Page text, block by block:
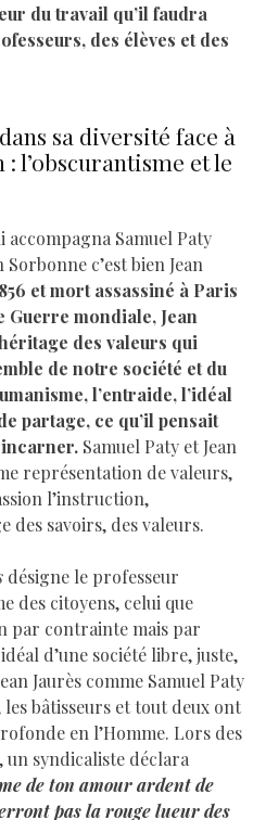
du travail qu’il faudra
des élèves et des
sa diversité face à
l’obscurantisme et le
accompagna Samuel Paty
c’est bien Jean
et mort assassiné à Paris
mondiale, Jean
des valeurs qui
de notre société et du
l’entraide, l’idéal
partage, ce qu’il pensait
Samuel Paty et Jean
représentation de valeurs,
l’instruction,
des savoirs, des valeurs.
désigne le professeur
des citoyens, celui que
par contrainte mais par
d’une société libre, juste,
Jaurès comme Samuel Paty
bâtisseurs et tout deux ont
en l’Homme. Lors des
un syndicaliste déclara
de ton amour ardent de
pas la rouge lueur des